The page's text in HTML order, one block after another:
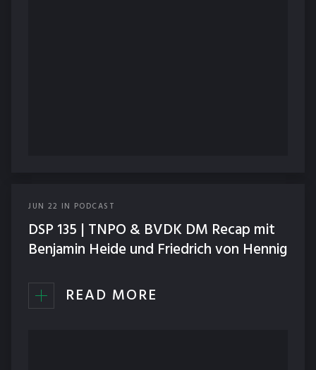
JUN 22 IN PODCAST
DSP 135 | TNPO & BVDK DM Recap mit
Benjamin Heide und Friedrich von Hennig
READ MORE